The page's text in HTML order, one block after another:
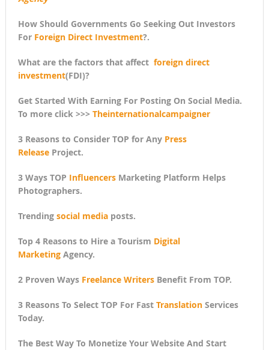
How Should Governments Go Seeking Out Investors
For Foreign Direct Investment?.
What are the factors that affect foreign direct
investment(FDI)?
Get Started With Earning For Posting On Social Media.
To more click >>> Theinternationalcampaigner
3 Reasons to Consider TOP for Any Press
ReleaseProject.
3 Ways TOP InfluencersMarketing Platform Helps
Photographers.
Trending social mediaposts.
Top 4 Reasons to Hire a Tourism Digital
MarketingAgency.
2 Proven Ways Freelance WritersBenefit From TOP.
3 Reasons To Select TOP For Fast TranslationServices
Today.
The Best Way To Monetize Your Website And Start